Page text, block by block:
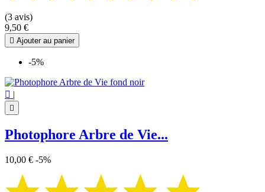
(3 avis)
9,50 €
 Ajouter au panier
-5%
 |

Photophore Arbre de Vie...
10,00 € -5%